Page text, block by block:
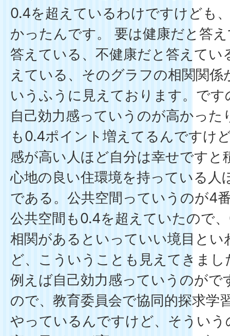
0.4を超えているわけですけども
かったんです。 要は健康だと答
答えている、不健康だと答えてい
えている、そのグラフの相関関
いうふうに見えております。で
自己効力感っていうのが高かった
も0.4ポイント増えてるんですけ
感が高い人ほど自分は幸せですと
心地の良い住環境を持っている人
である。公共空間っていうのが4
公共空間も0.4を超えていたので
相関があるといっていい境目と
ど、こういうことも見えてきま
例えば自己効力感っていうのがで
ので、教育委員会で協同的探求学
やっているんですけど、そうい